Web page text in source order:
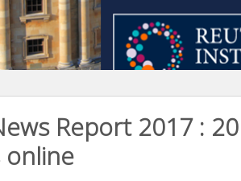
Report 2017 :
online